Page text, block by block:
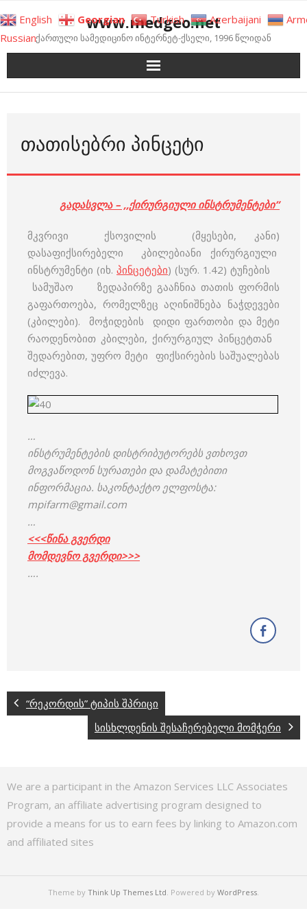
to
content
www.medgeo.net
ქართული სამედიცინო ინტერნეტ-ქსელი, 1996 წლიდან
ᲗᲐᲗᲘᲡᲔᲑᲠᲘ ᲞᲘᲜᲪᲔᲢᲘ
გადასვლა – ,,ქირურგიული ინსტრუმენტები”
მკვრივი ქსოვილის (მყესები, კანი)
დასაფიქსირებელი კბილებიანი ქირურგიული
ინსტრუმენტი (იხ. პინცეტები) (სურ. 1.42) ტუჩების
სამუშაო ზედაპირზე გააჩნია თათის ფორმის
გაფართოება, რომელზეც აღინიშნება ნაჭდევები
(კბილები). მოჭიდების დიდი ფართობი და მეტი
რაოდენობით კბილები, ქირურგიულ პინცეტთან
შედარებით, უფრო მეტი ფიქსირების საშუალებას
იძლევა.
…
ინსტრუმენტების დისტრიბუტორებს ვთხოვთ
მოგვაწოდონ სურათები და დამატებითი
ინფორმაცია. საკონტაქტო ელფოსტა:
mpifarm@gmail.com
…
<<<წინა გვერდი
მომდევნო გვერდი>>>
….
“რეკორდის” ტიპის შპრიცი
სისხლდენის შესაჩერებელი მომჭერი
We are a participant in the Amazon Services LLC Associates
Program, an affiliate advertising program designed to
provide a means for us to earn fees by linking to Amazon.com
and affiliated sites
Theme by Think Up Themes Ltd. Powered by WordPress.
English Georgian Turkish Azerbaijani
Russian